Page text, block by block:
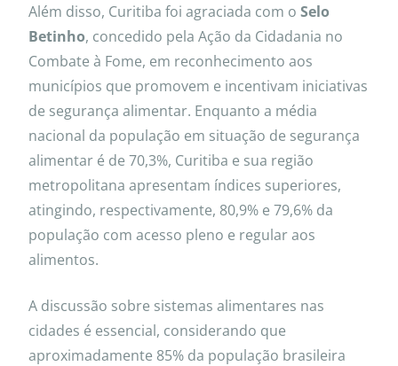
Além disso, Curitiba foi agraciada com o Selo
Betinho, concedido pela Ação da Cidadania no
Combate à Fome, em reconhecimento aos
municípios que promovem e incentivam iniciativas
de segurança alimentar. Enquanto a média
nacional da população em situação de segurança
alimentar é de 70,3%, Curitiba e sua região
metropolitana apresentam índices superiores,
atingindo, respectivamente, 80,9% e 79,6% da
população com acesso pleno e regular aos
alimentos.
A discussão sobre sistemas alimentares nas
cidades é essencial, considerando que
aproximadamente 85% da população brasileira